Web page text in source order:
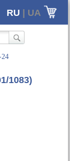
RU | UA
24
1083)